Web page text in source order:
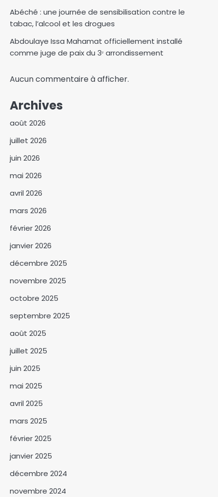
Abéché : une journée de sensibilisation contre le
tabac, l’alcool et les drogues
Abdoulaye Issa Mahamat officiellement installé
comme juge de paix du 3ᵉ arrondissement
Aucun commentaire à afficher.
Archives
août 2026
juillet 2026
juin 2026
mai 2026
avril 2026
mars 2026
février 2026
janvier 2026
décembre 2025
novembre 2025
octobre 2025
septembre 2025
août 2025
juillet 2025
juin 2025
mai 2025
avril 2025
mars 2025
février 2025
janvier 2025
décembre 2024
novembre 2024
4
5